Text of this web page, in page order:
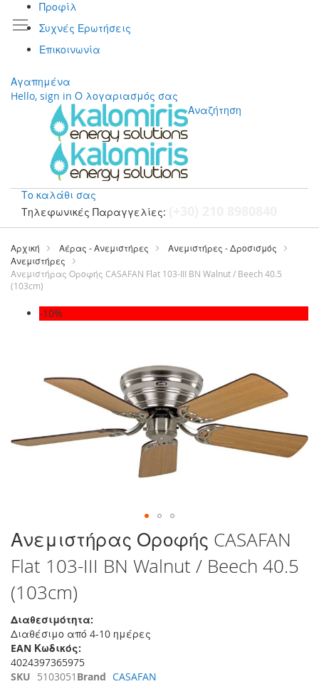
Προφίλ
Συχνές Ερωτήσεις
Επικοινωνία
Αγαπημένα
Hello, sign in Ο λογαριασμός σας
Αναζήτηση
Το καλάθι σας
Τηλεφωνικές Παραγγελίες:
Μετάβαση
περιεχόμενο
Αρχική Αέρας - Ανεμιστήρες
Ανεμιστήρες - Δροσισμός
Ανεμιστήρες
Ανεμιστήρας Οροφής CASAFAN Flat 103-III BN Walnut / Beech 40.5
(103cm)
Μετάβαση
εικόνων
-10%
Μετάβαση
στην
αρχή
της
συλλογής
εικόνων
Ανεμιστήρας Οροφής CASAFAN
Flat 103-III BN Walnut / Beech 40.5
(103cm)
Διαθεσιμότητα:
Διαθέσιμο από 4-10 ημέρες
EAN Κωδικός:
4024397365975
SKU 5103051 Brand CASAFAN